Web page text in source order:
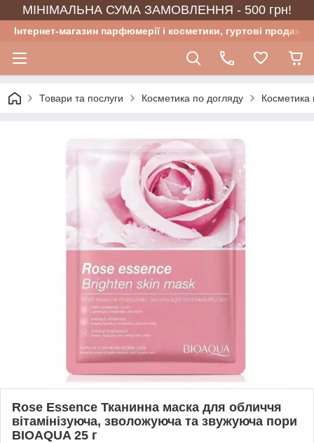
МІНІМАЛЬНА СУМА ЗАМОВЛЕННЯ - 500 грн!
Інтернет-магазин парфюмерії і косметики, гуртові продажі
Товари та послуги Косметика по догляду Косметика
Rose Essence Тканинна маска для обличчя
вітамінізуюча, зволожуюча та звужуюча пори
BIOAQUA 25 г